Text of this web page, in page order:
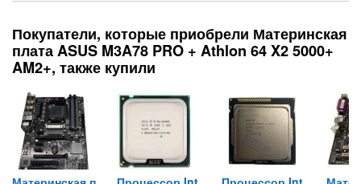
Покупатели, которые приобрели Материнская
плата ASUS M3A78 PRO + Athlon 64 X2 5000+
AM2+, также купили